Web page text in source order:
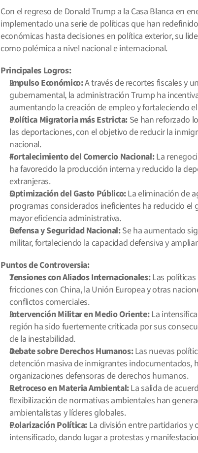
Con el regreso de Donald Trump a la Casa Blanca en
implementado una serie de políticas que han
económicas hasta decisiones en política exterior, su
como polémica a nivel nacional e internacional.
Principales Logros:
Impulso Económico: A través de recortes fiscales y
gubernamental, la administración Trump ha
aumentando la creación de empleo y fortaleciendo
Política Migratoria más Estricta: Se han reforzado
las deportaciones, con el objetivo de reducir la
nacional.
Fortalecimiento del Comercio Nacional: La
ha favorecido la producción interna y reducido la
extranjeras.
Optimización del Gasto Público: La eliminación de
programas considerados ineficientes ha reducido
mayor eficiencia administrativa.
Defensa y Seguridad Nacional: Se ha aumentado
militar, fortaleciendo la capacidad defensiva y
Puntos de Controversia:
Tensiones con Aliados Internacionales: Las
fricciones con China, la Unión Europea y otras
conflictos comerciales.
Intervención Militar en Medio Oriente: La
región ha sido fuertemente criticada por sus
de la inestabilidad.
Debate sobre Derechos Humanos: Las nuevas
detención masiva de inmigrantes indocumentados,
organizaciones defensoras de derechos humanos.
Retroceso en Materia Ambiental: La salida de
flexibilización de normativas ambientales han
ambientalistas y líderes globales.
Polarización Política: La división entre partidarios y
intensificado, dando lugar a protestas y